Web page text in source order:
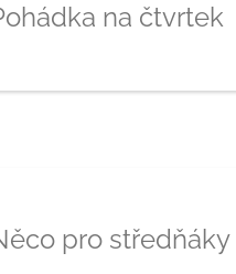
na čtvrtek
pro středňáky